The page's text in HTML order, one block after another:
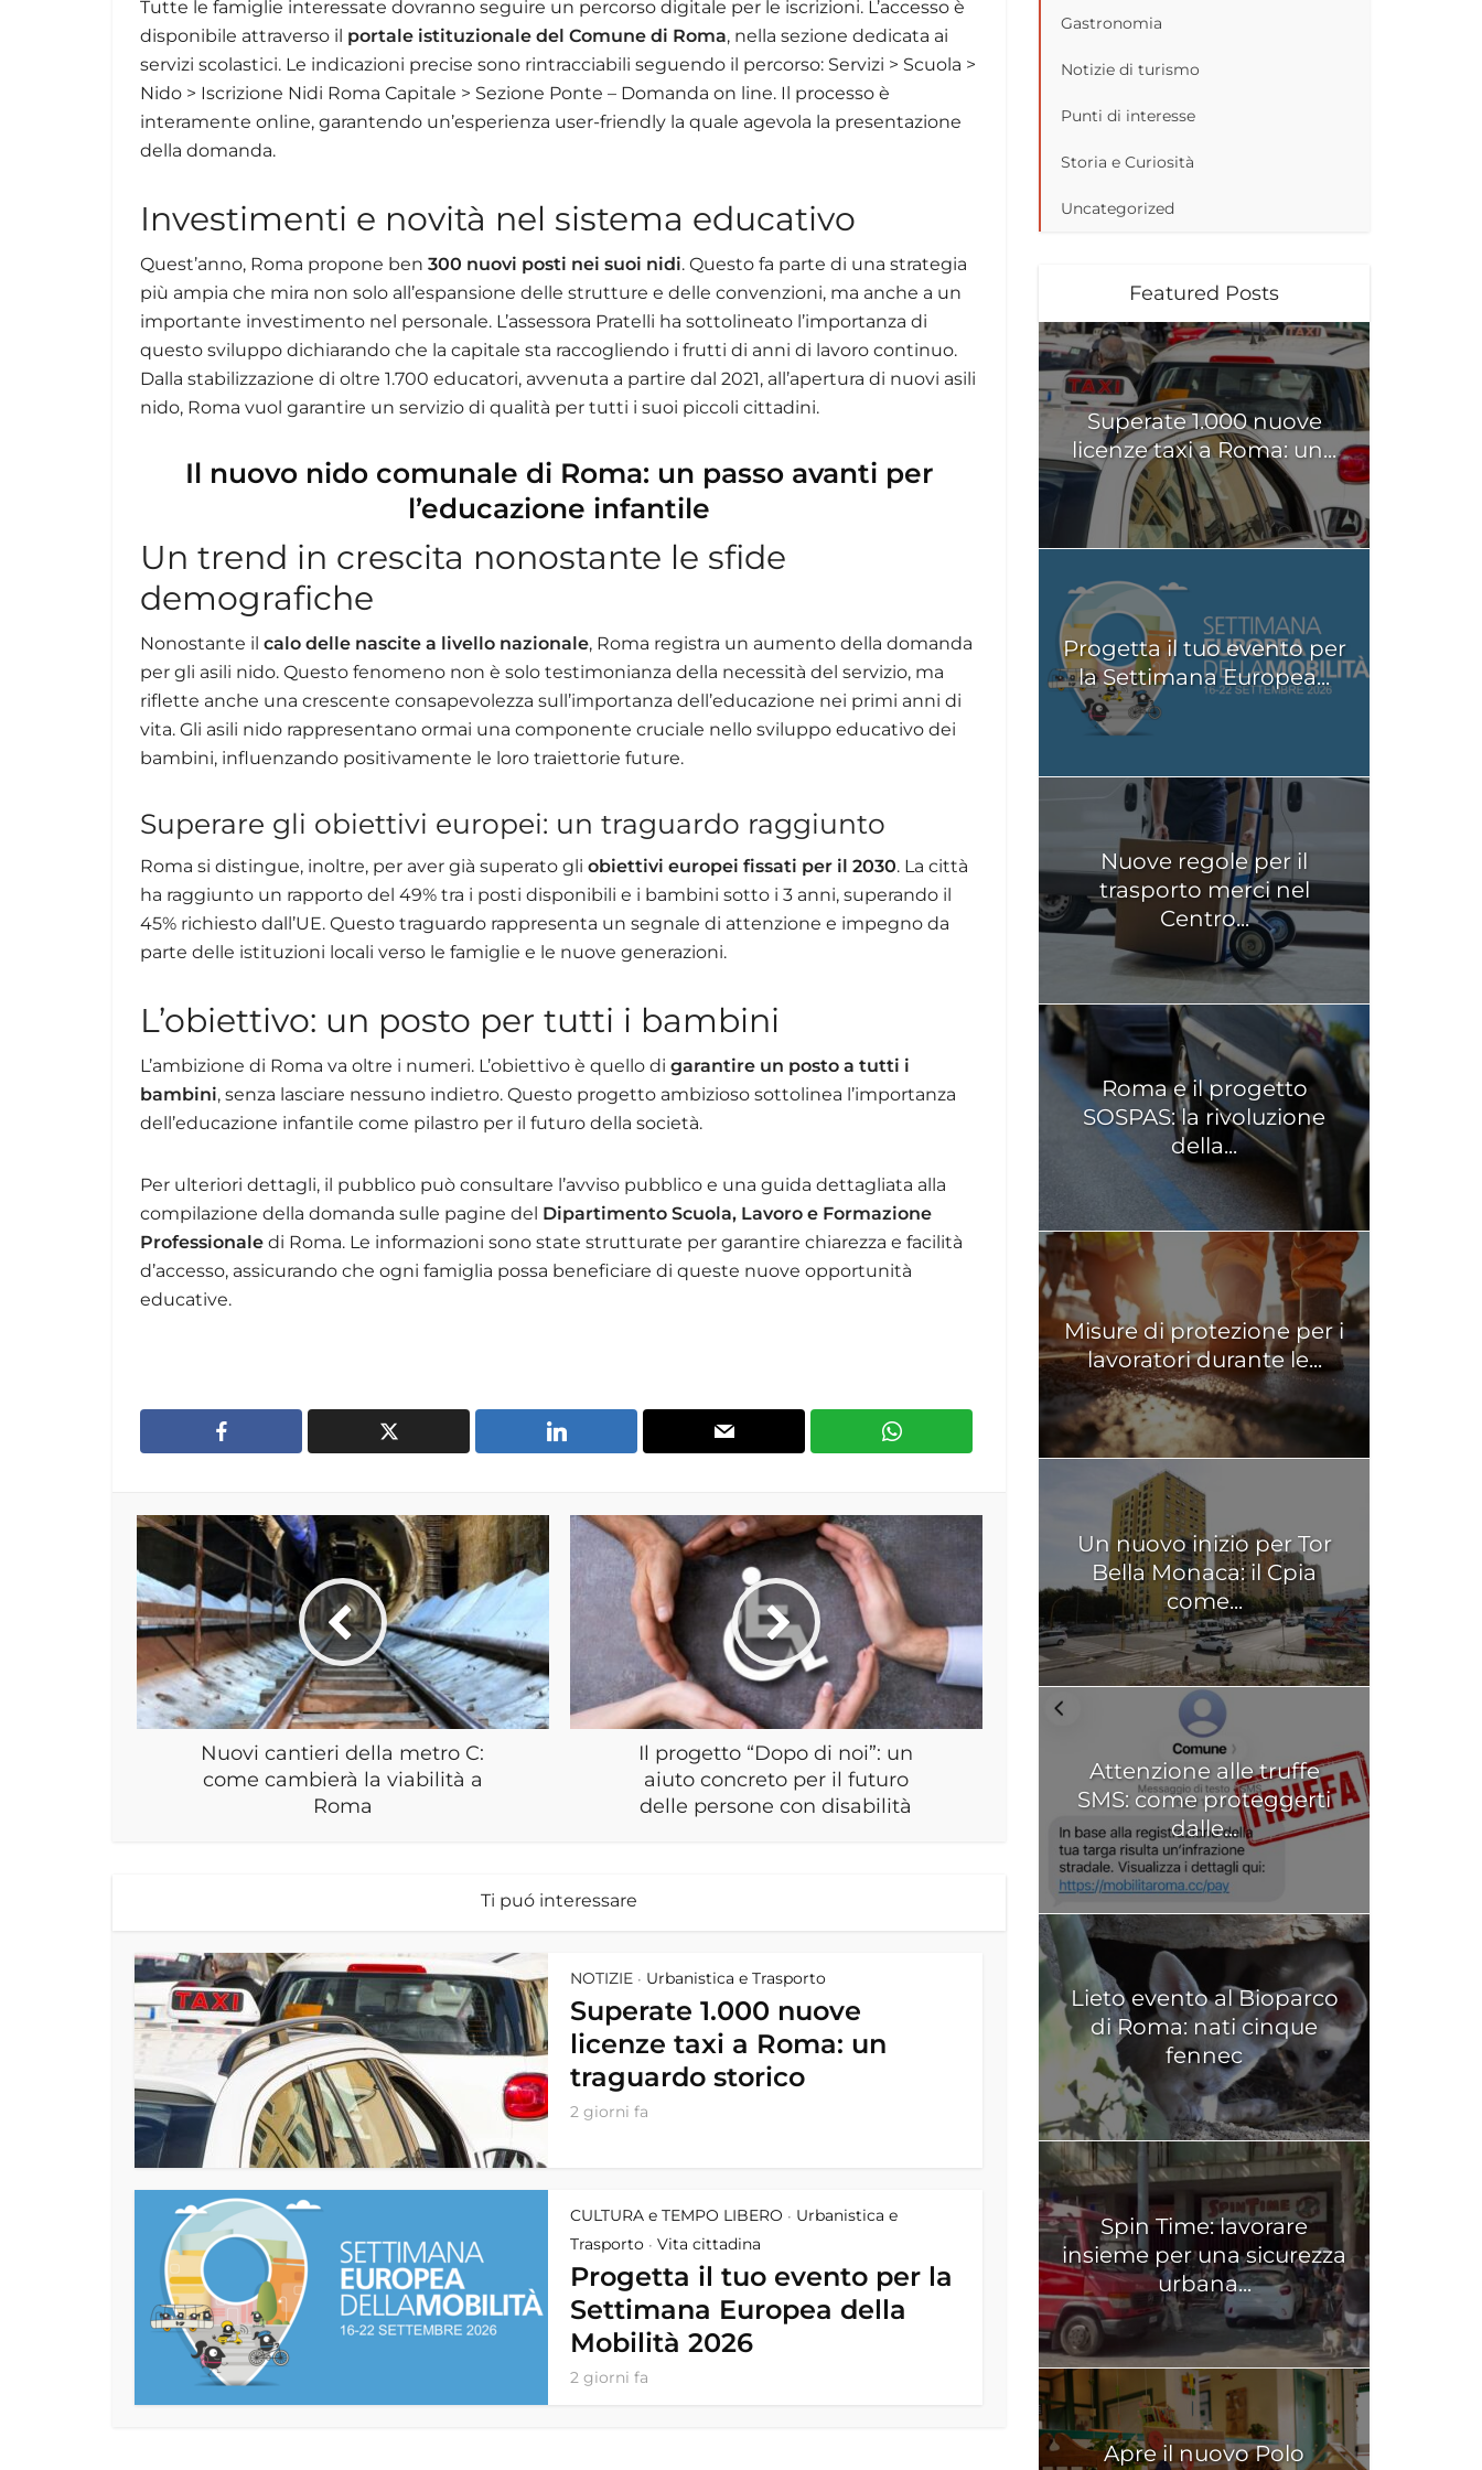
Tutte le famiglie interessate dovranno seguire un percorso digitale per le iscrizioni. L’accesso è
disponibile attraverso il portale istituzionale del Comune di Roma, nella sezione dedicata ai
servizi scolastici. Le indicazioni precise sono rintracciabili seguendo il percorso: Servizi > Scuola >
Nido > Iscrizione Nidi Roma Capitale > Sezione Ponte – Domanda on line. Il processo è
interamente online, garantendo un’esperienza user-friendly la quale agevola la presentazione
della domanda.
Investimenti e novità nel sistema educativo
Quest’anno, Roma propone ben 300 nuovi posti nei suoi nidi. Questo fa parte di una strategia
più ampia che mira non solo all’espansione delle strutture e delle convenzioni, ma anche a un
importante investimento nel personale. L’assessora Pratelli ha sottolineato l’importanza di
questo sviluppo dichiarando che la capitale sta raccogliendo i frutti di anni di lavoro continuo.
Dalla stabilizzazione di oltre 1.700 educatori, avvenuta a partire dal 2021, all’apertura di nuovi asili
nido, Roma vuol garantire un servizio di qualità per tutti i suoi piccoli cittadini.
Il nuovo nido comunale di Roma: un passo avanti per
l’educazione infantile
Un trend in crescita nonostante le sfide
demografiche
Nonostante il calo delle nascite a livello nazionale, Roma registra un aumento della domanda
per gli asili nido. Questo fenomeno non è solo testimonianza della necessità del servizio, ma
riflette anche una crescente consapevolezza sull’importanza dell’educazione nei primi anni di
vita. Gli asili nido rappresentano ormai una componente cruciale nello sviluppo educativo dei
bambini, influenzando positivamente le loro traiettorie future.
Superare gli obiettivi europei: un traguardo raggiunto
Roma si distingue, inoltre, per aver già superato gli obiettivi europei fissati per il 2030. La città
ha raggiunto un rapporto del 49% tra i posti disponibili e i bambini sotto i 3 anni, superando il
45% richiesto dall’UE. Questo traguardo rappresenta un segnale di attenzione e impegno da
parte delle istituzioni locali verso le famiglie e le nuove generazioni.
L’obiettivo: un posto per tutti i bambini
L’ambizione di Roma va oltre i numeri. L’obiettivo è quello di garantire un posto a tutti i
bambini, senza lasciare nessuno indietro. Questo progetto ambizioso sottolinea l’importanza
dell’educazione infantile come pilastro per il futuro della società.
Per ulteriori dettagli, il pubblico può consultare l’avviso pubblico e una guida dettagliata alla
compilazione della domanda sulle pagine del Dipartimento Scuola, Lavoro e Formazione
Professionale di Roma. Le informazioni sono state strutturate per garantire chiarezza e facilità
d’accesso, assicurando che ogni famiglia possa beneficiare di queste nuove opportunità
educative.
Nuovi cantieri della metro C:
come cambierà la viabilità a
Roma
Il progetto “Dopo di noi”: un
aiuto concreto per il futuro
delle persone con disabilità
Ti puó interessare
NOTIZIE • Urbanistica e Trasporto
Superate 1.000 nuove
licenze taxi a Roma: un
traguardo storico
2 giorni fa
CULTURA e TEMPO LIBERO • Urbanistica e
Trasporto • Vita cittadina
Progetta il tuo evento per la
Settimana Europea della
Mobilità 2026
2 giorni fa
Gastronomia
Notizie di turismo
Punti di interesse
Storia e Curiosità
Uncategorized
Featured Posts
Superate 1.000 nuove
licenze taxi a Roma: un...
Progetta il tuo evento per
la Settimana Europea...
Nuove regole per il
trasporto merci nel
Centro...
Roma e il progetto
SOSPAS: la rivoluzione
della...
Misure di protezione per i
lavoratori durante le...
Un nuovo inizio per Tor
Bella Monaca: il Cpia
come...
Attenzione alle truffe
SMS: come proteggerti
dalle...
Lieto evento al Bioparco
di Roma: nati cinque
fennec
Spin Time: lavorare
insieme per una sicurezza
urbana...
Apre il nuovo Polo